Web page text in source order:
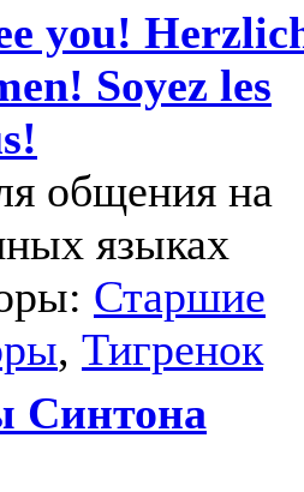
you!
Soyez les
общения на
языках
Старшие
, Тигренок
Синтона